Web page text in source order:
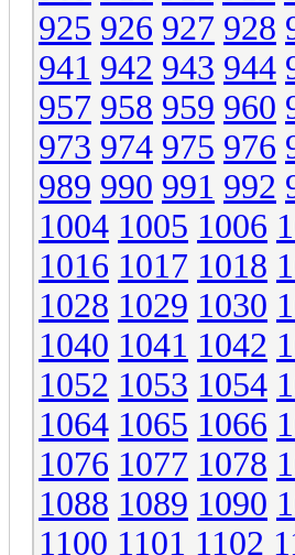
925 926 927 928
941 942 943 944
957 958 959 960
973 974 975 976
989 990 991 992
1004 1005 1006
1016 1017 1018
1028 1029 1030
1040 1041 1042
1052 1053 1054
1064 1065 1066
1076 1077 1078
1088 1089 1090
1100 1101 1102